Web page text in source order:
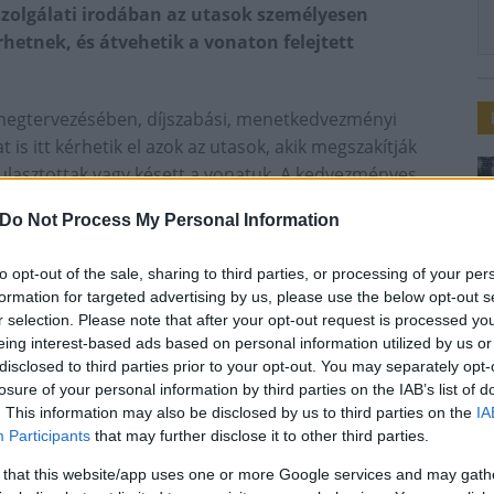
Do Not Process My Personal Information
opt-out of the sale, sharing to third parties, or processing of your
for targeted advertising by us, please use the below opt-out
selection. Please note that after your opt-out request is processed
interest-based ads based on personal information utilized by us
to third parties prior to your opt-out. You may separately
of your personal information by third parties on the IAB’s list of
This information may also be disclosed by us to third parties on the
Participants that may further disclose it to other third parties.
that this website/app uses one or more Google services and may
irodában az utasok személyesen
és átvehetik a vonaton felejtett
díjszabási, menetkedvezményi
is itt kérhetik el azok az utasok, akik megszakítják
vagy késett a vonatuk. A kedvezményes
és átvétele is az utascentrumban
is itt fogadja, sőt a talált tárgyakat is itt kezeli
július végén nyílt meg, a jegypénztárak
kasszák hajnali 2 óra 50-től éjfélig, a nemzetközi
mindennap. Az e-Ticket jegyátvételi